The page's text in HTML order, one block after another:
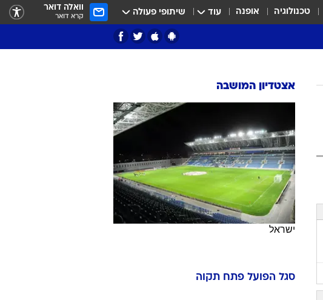
טכנולוגיה אופנה עוד שיתופי פעולה וואלה דואר
קרא דואר
אצטדיון המושבה
ישראל
סגל הפועל פתח תקוה